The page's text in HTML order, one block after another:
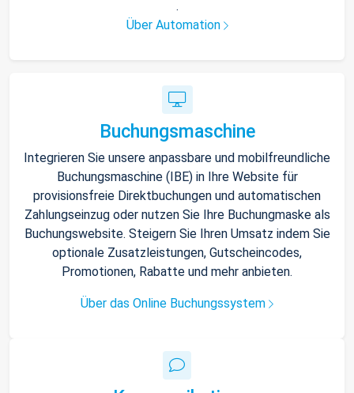
.
Über Automation
Buchungsmaschine
Integrieren Sie unsere anpassbare und mobilfreundliche
Buchungsmaschine (IBE) in Ihre Website für
provisionsfreie Direktbuchungen und automatischen
Zahlungseinzug oder nutzen Sie Ihre Buchungmaske als
Buchungswebsite. Steigern Sie Ihren Umsatz indem Sie
optionale Zusatzleistungen, Gutscheincodes,
Promotionen, Rabatte und mehr anbieten.
Über das Online Buchungssystem